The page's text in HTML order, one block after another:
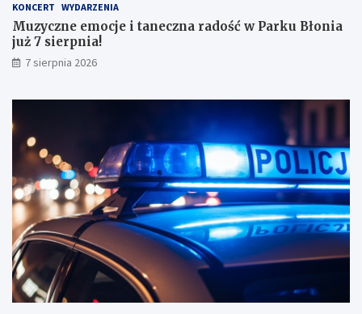
m
i
w
y
k
a
m
KONCERT WYDARZENIA
Muzyczne emocje i taneczna radość w Parku Błonia
już 7 sierpnia!
7 sierpnia 2026